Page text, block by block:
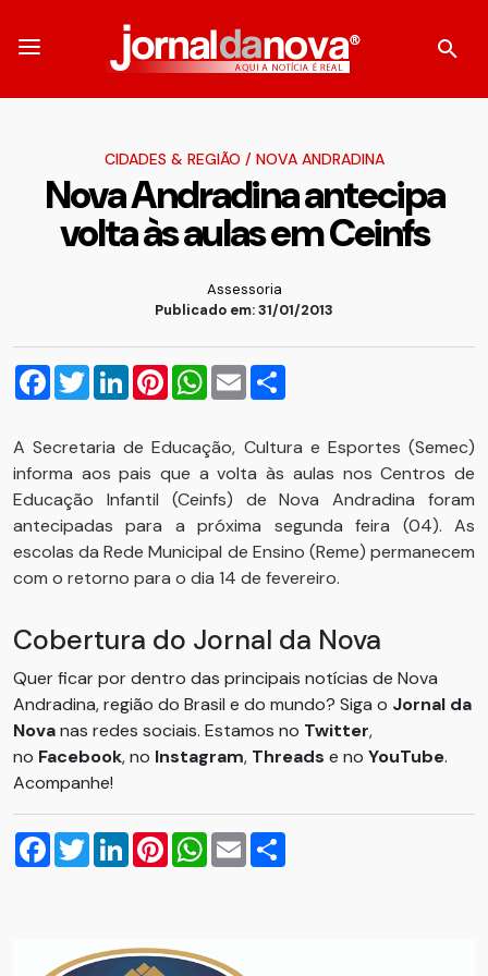
CIDADES & REGIÃO / NOVA ANDRADINA
Nova Andradina antecipa
volta às aulas em Ceinfs
Assessoria
Publicado em: 31/01/2013
Facebook
TwitterLinkedInPinterestWhatsApp
Email
A Secretaria de Educação, Cultura e Esportes (Semec)
informa aos pais que a volta às aulas nos Centros de
Educação Infantil (Ceinfs) de Nova Andradina foram
antecipadas para a próxima segunda feira (04). As
escolas da Rede Municipal de Ensino (Reme) permanecem
com o retorno para o dia 14 de fevereiro.
Cobertura do Jornal da Nova
Quer ficar por dentro das principais notícias de Nova
Andradina, região do Brasil e do mundo? Siga o Jornal da
Novanas redes sociais. Estamos no Twitter,
no Facebook, no Instagram, Threads e no YouTube.
Acompanhe!
Facebook
TwitterLinkedInPinterestWhatsApp
Email